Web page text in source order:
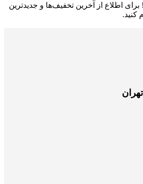
برای اطلاع از آخرین تخفیف‌ها و جدیدترین
کنید.